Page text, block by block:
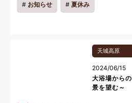
お知らせ 夏休み
天城高原
2024/06/15
大浴場から
景を望む～